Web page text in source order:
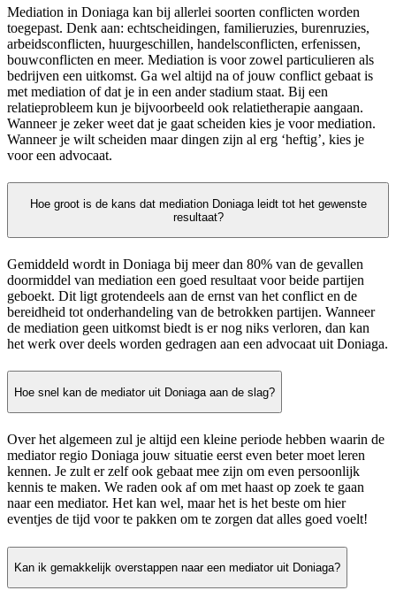
Mediation in Doniaga kan bij allerlei soorten conflicten worden
toegepast. Denk aan: echtscheidingen, familieruzies, burenruzies,
arbeidsconflicten, huurgeschillen, handelsconflicten, erfenissen,
bouwconflicten en meer. Mediation is voor zowel particulieren als
bedrijven een uitkomst. Ga wel altijd na of jouw conflict gebaat is
met mediation of dat je in een ander stadium staat. Bij een
relatieprobleem kun je bijvoorbeeld ook relatietherapie aangaan.
Wanneer je zeker weet dat je gaat scheiden kies je voor mediation.
Wanneer je wilt scheiden maar dingen zijn al erg ‘heftig’, kies je
voor een advocaat.
Hoe groot is de kans dat mediation Doniaga leidt tot het gewenste
resultaat?
Gemiddeld wordt in Doniaga bij meer dan 80% van de gevallen
doormiddel van mediation een goed resultaat voor beide partijen
geboekt. Dit ligt grotendeels aan de ernst van het conflict en de
bereidheid tot onderhandeling van de betrokken partijen. Wanneer
de mediation geen uitkomst biedt is er nog niks verloren, dan kan
het werk over deels worden gedragen aan een advocaat uit Doniaga.
Hoe snel kan de mediator uit Doniaga aan de slag?
Over het algemeen zul je altijd een kleine periode hebben waarin de
mediator regio Doniaga jouw situatie eerst even beter moet leren
kennen. Je zult er zelf ook gebaat mee zijn om even persoonlijk
kennis te maken. We raden ook af om met haast op zoek te gaan
naar een mediator. Het kan wel, maar het is het beste om hier
eventjes de tijd voor te pakken om te zorgen dat alles goed voelt!
Kan ik gemakkelijk overstappen naar een mediator uit Doniaga?